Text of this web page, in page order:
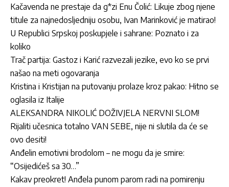
Kačavenda ne prestaje da g*zi Enu Čolić: Likuje zbog njene
titule za najnedosljedniju osobu, Ivan Marinković je matirao!
U Republici Srpskoj poskupjele i sahrane: Poznato i za
koliko
Trač partija: Gastoz i Karić razvezali jezike, evo ko se prvi
našao na meti ogovaranja
Kristina i Kristijan na putovanju prolaze kroz pakao: Hitno se
oglasila iz Italije
ALEKSANDRA NIKOLIĆ DOŽIVJELA NERVNI SLOM!
Rijaliti učesnica totalno VAN SEBE, nije ni slutila da će se
ovo desiti!
Anđelin emotivni brodolom – ne mogu da je smire:
“Osijedićeš sa 30…”
Kakav preokret! Anđela punom parom radi na pomirenju